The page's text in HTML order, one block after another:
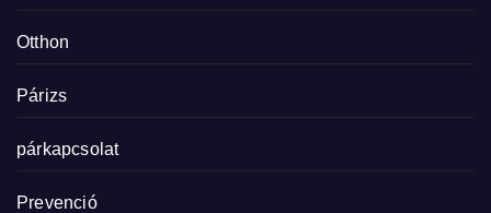
Otthon
Párizs
párkapcsolat
Prevenció